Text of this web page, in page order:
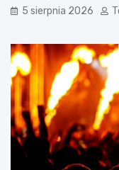
5 sierpnia 2026